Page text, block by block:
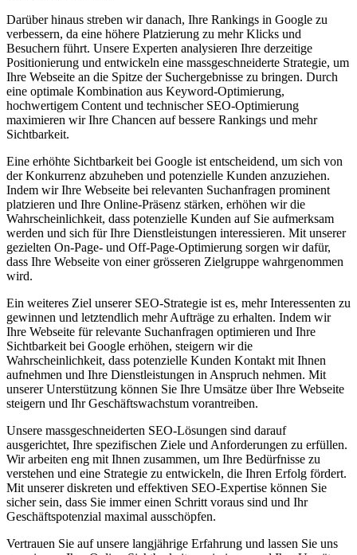
Darüber hinaus streben wir danach, Ihre Rankings in Google zu
verbessern, da eine höhere Platzierung zu mehr Klicks und
Besuchern führt. Unsere Experten analysieren Ihre derzeitige
Positionierung und entwickeln eine massgeschneiderte Strategie, um
Ihre Webseite an die Spitze der Suchergebnisse zu bringen. Durch
eine optimale Kombination aus Keyword-Optimierung,
hochwertigem Content und technischer SEO-Optimierung
maximieren wir Ihre Chancen auf bessere Rankings und mehr
Sichtbarkeit.
Eine erhöhte Sichtbarkeit bei Google ist entscheidend, um sich von
der Konkurrenz abzuheben und potenzielle Kunden anzuziehen.
Indem wir Ihre Webseite bei relevanten Suchanfragen prominent
platzieren und Ihre Online-Präsenz stärken, erhöhen wir die
Wahrscheinlichkeit, dass potenzielle Kunden auf Sie aufmerksam
werden und sich für Ihre Dienstleistungen interessieren. Mit unserer
gezielten On-Page- und Off-Page-Optimierung sorgen wir dafür,
dass Ihre Webseite von einer grösseren Zielgruppe wahrgenommen
wird.
Ein weiteres Ziel unserer SEO-Strategie ist es, mehr Interessenten zu
gewinnen und letztendlich mehr Aufträge zu erhalten. Indem wir
Ihre Webseite für relevante Suchanfragen optimieren und Ihre
Sichtbarkeit bei Google erhöhen, steigern wir die
Wahrscheinlichkeit, dass potenzielle Kunden Kontakt mit Ihnen
aufnehmen und Ihre Dienstleistungen in Anspruch nehmen. Mit
unserer Unterstützung können Sie Ihre Umsätze über Ihre Webseite
steigern und Ihr Geschäftswachstum vorantreiben.
Unsere massgeschneiderten SEO-Lösungen sind darauf
ausgerichtet, Ihre spezifischen Ziele und Anforderungen zu erfüllen.
Wir arbeiten eng mit Ihnen zusammen, um Ihre Bedürfnisse zu
verstehen und eine Strategie zu entwickeln, die Ihren Erfolg fördert.
Mit unserer diskreten und effektiven SEO-Expertise können Sie
sicher sein, dass Sie immer einen Schritt voraus sind und Ihr
Geschäftspotenzial maximal ausschöpfen.
Vertrauen Sie auf unsere langjährige Erfahrung und lassen Sie uns